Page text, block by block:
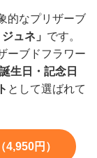
的なプリザーブ
ュネ」 です。
ーブドフラワー
生日・記念日
として選ばれて
円）